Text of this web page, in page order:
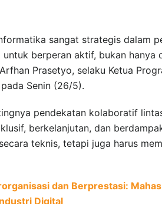
sangat strategis dalam
berperan aktif, bukan
Prasetyo, selaku Ketua
Senin (26/5).
pendekatan kolaboratif
berkelanjutan, dan
teknis, tetapi juga harus
dan Berprestasi:
Digital